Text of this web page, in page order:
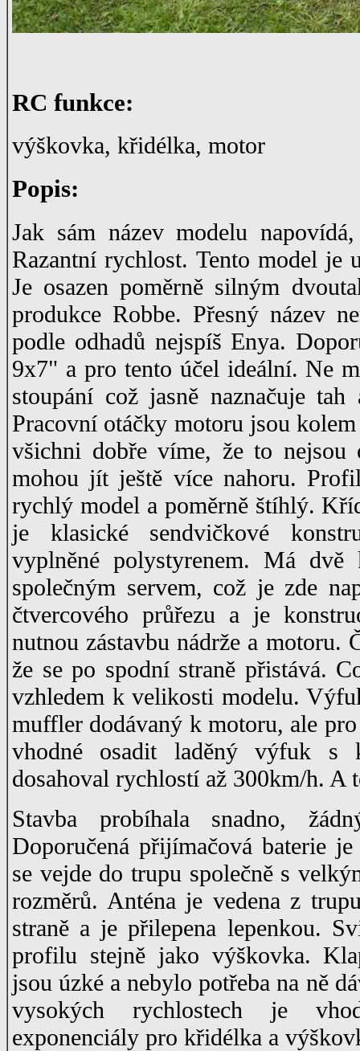
RC funkce:
výškovka, křidélka, motor
Popis:
Jak sám název modelu
Razantní rychlost. Tento model je
Je osazen poměrně silným
produkce Robbe. Přesný název
podle odhadů nejspíš Enya.
9x7" a pro tento účel ideální. Ne
stoupání což jasně naznačuje
Pracovní otáčky motoru jsou
všichni dobře víme, že to nejsou
mohou jít ještě více nahoru.
rychlý model a poměrně štíhlý.
je klasické sendvičkové
vyplněné polystyrenem. Má dvě
společným servem, což je zde
čtvercového průřezu a je
nutnou zástavbu nádrže a motoru.
že se po spodní straně přistává.
vzhledem k velikosti modelu.
muffler dodávaný k motoru, ale
vhodné osadit laděný výfuk s
dosahoval rychlostí až 300km/h. A
Stavba probíhala snadno,
Doporučená přijímačová baterie
se vejde do trupu společně s
rozměrů. Anténa je vedena z
straně a je přilepena lepenkou.
profilu stejně jako výškovka.
jsou úzké a nebylo potřeba na ně
vysokých rychlostech je
exponenciály pro křidélka a